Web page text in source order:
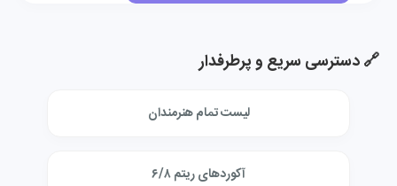
🔗 دسترسی سریع و پرطرفدار
لیست تمام هنرمندان
آکوردهای ریتم ۶/۸